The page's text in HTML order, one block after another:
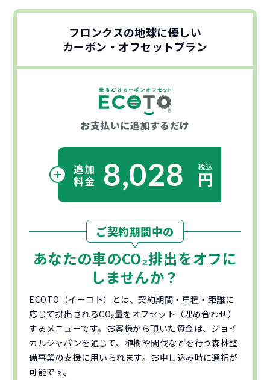
フロンクスの地球に優しい
カーボン・オフセットプラン
お支払いに追加するだけ
8,028
ご契約期間中の
あなたの車のCO₂排出をオフに
しませんか？
ECOTO（イーコト）とは、契約期間・車種・距離に
応じて排出されるCO₂量をオフセット（埋め合わせ）
するメニューです。お客様から頂いた資金は、ジョイ
カルジャパンを通じて、植樹や間伐などを行う森林整
備事業の支援に用いられます。お申し込み時に選択が
可能です。